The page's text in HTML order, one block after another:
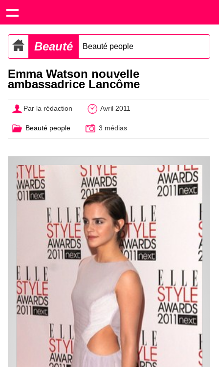
Beauté Beauté people
Emma Watson nouvelle
ambassadrice Lancôme
Par la rédaction Avril 2011
Beauté people 3 médias